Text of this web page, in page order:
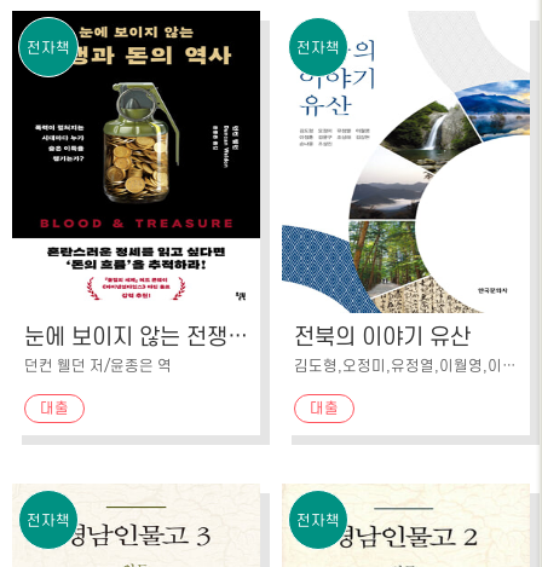
전자책
눈에 보이지 않는 전쟁과 돈의 역사
던컨 웰던 저/윤종은 역
대출
전자책
전북의 이야기 유산
김도형,오정미,유정열,이월영,이정훈,김강현,김윤구,손나윤,조상래,조성민 저
대출
전자책 전자책